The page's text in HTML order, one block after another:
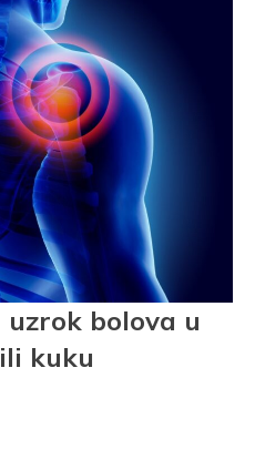
bolova u
kuku